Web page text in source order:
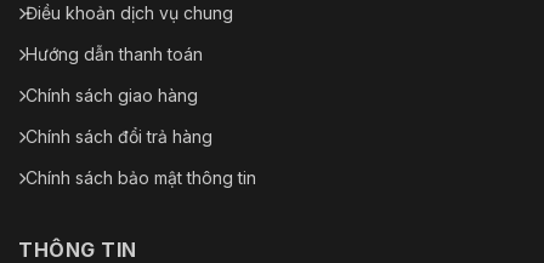
Điều khoản dịch vụ chung
Hướng dẫn thanh toán
Chính sách giao hàng
Chính sách đổi trả hàng
Chính sách bảo mật thông tin
THÔNG TIN